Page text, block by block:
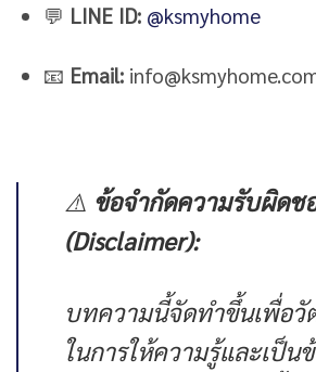
💬 LINE ID: @ksmyhome
📧 Email:
⚠️ ข้อจำกัดความรับผิดช
(Disclaimer):
บทความนี้จัดทำขึ้นเพื่อวั
ในการให้ความรู้และเป็น